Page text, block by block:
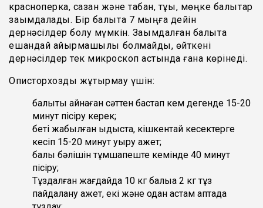
красноперка, сазан және табан, тұқы, мөңке балықтар
зақымдалады. Бір балықта 7 мыңға дейін
дернәсілдер болу мүмкін. Зақымдалған балықта
ешқандай айырмашылық болмайды, өйткені
дернәсілдер тек микроскоп астында ғана көрінеді.
Описторхозды жұқтырмау үшін:
балықты қайнаған сәттен бастап кем дегенде 15-20
минут пісіру керек;
беті жабылған ыдыста, кішкентай кесектерге
кесіп 15-20 минут қуыру қажет;
балық бәлішін тұмшапеште кемінде 40 минут
пісіру;
Тұздалған жағдайда 10 кг балыққа 2 кг тұз
пайдалану қажет, екі және одан астам аптада